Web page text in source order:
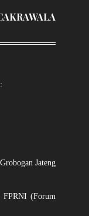
Jateng
FPRNI (Forum